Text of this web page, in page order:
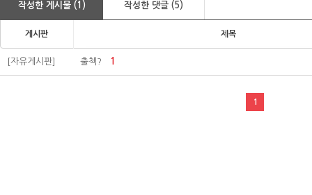
작성한 게시물 (1) 작성한 댓글 (5)
게시판 제목
[자유게시판] 출첵? 1
1